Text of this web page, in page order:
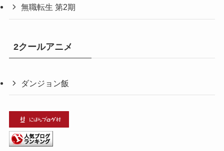
無職転生 第2期
2クールアニメ
ダンジョン飯